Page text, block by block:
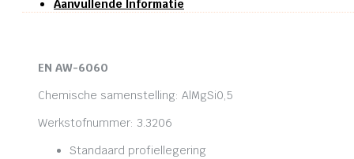
Aanvullende Informatie
EN AW-6060
Chemische samenstelling: AlMgSi0,5
Werkstofnummer: 3.3206
Standaard profiellegering